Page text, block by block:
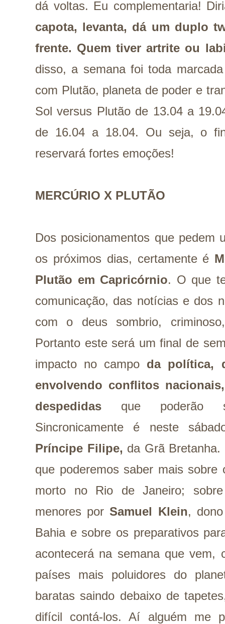
dá voltas. Eu complementaria!
capota, levanta, dá um duplo
frente. Quem tiver artrite ou
disso, a semana foi toda
com Plutão, planeta de poder e
Sol versus Plutão de 13.04 a
de 16.04 a 18.04. Ou seja, o
reservará fortes emoções!
MERCÚRIO X PLUTÃO
Dos posicionamentos que pedem
os próximos dias, certamente é
Plutão em Capricórnio. O que
comunicação, das notícias e dos
com o deus sombrio,
Portanto este será um final de
impacto no campo da política,
envolvendo conflitos
despedidas que poderão
Sincronicamente é neste
Príncipe Filipe, da Grã
que poderemos saber mais
morto no Rio de Janeiro;
menores por Samuel Klein,
Bahia e sobre os preparativos
acontecerá na semana que vem,
países mais poluidores do
baratas saindo debaixo de
difícil contá-los. Aí alguém me